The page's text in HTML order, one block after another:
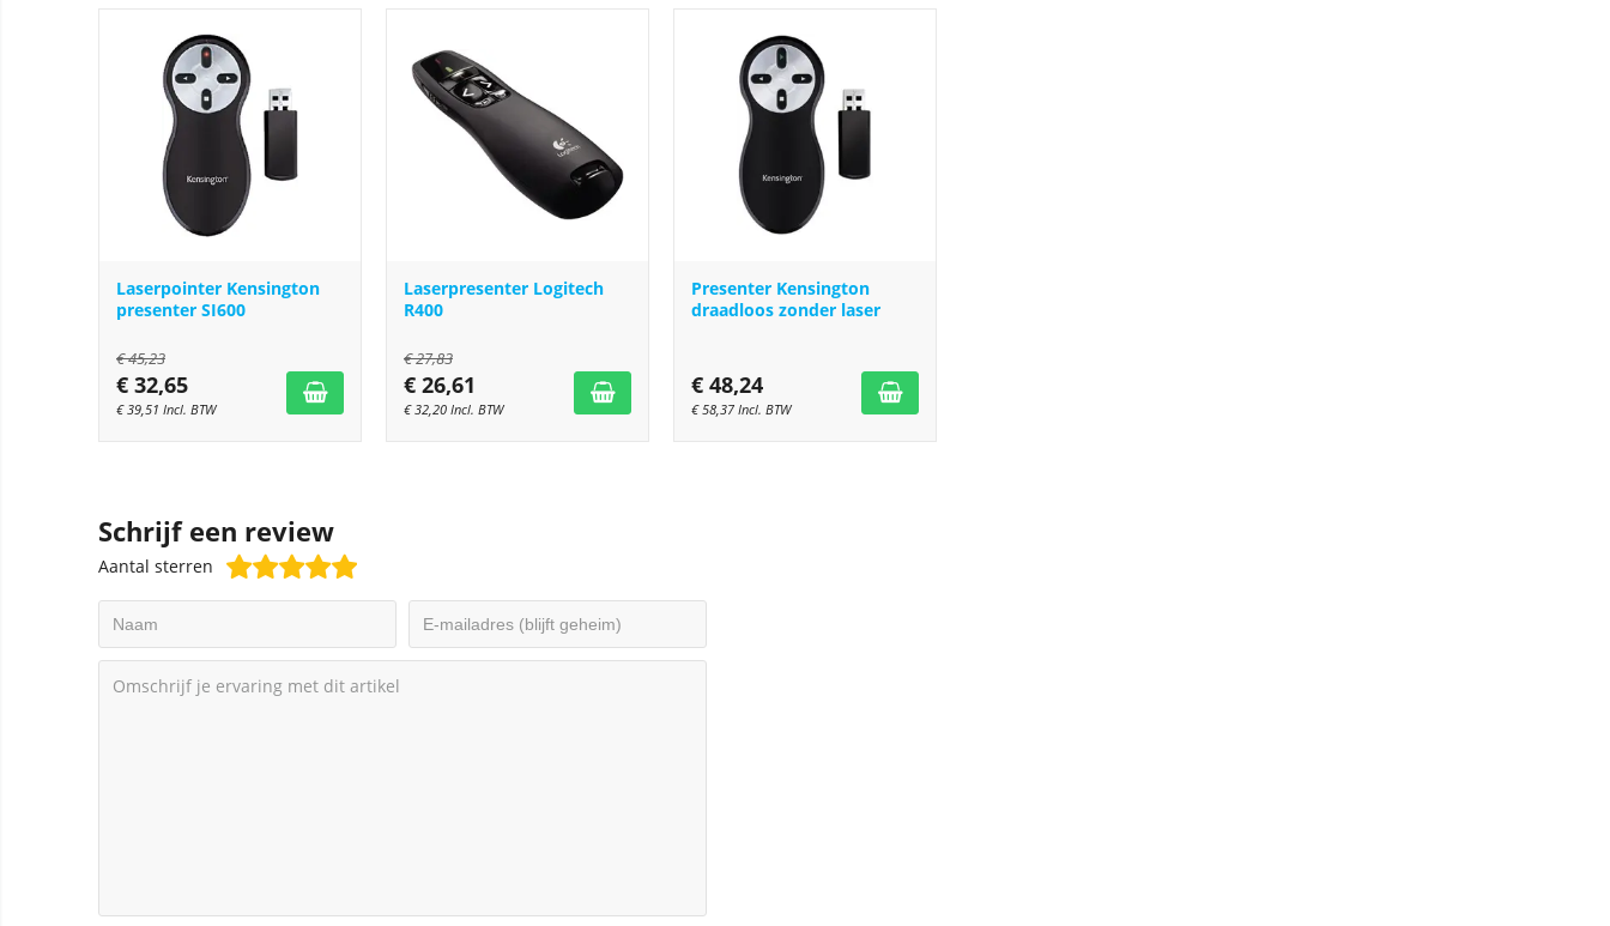
Laserpointer Kensington
presenter SI600
€45,23
€ 32,65
€39,51 Incl. BTW
Laserpresenter Logitech
R400
€27,83
€ 26,61
€32,20 Incl. BTW
Presenter Kensington
draadloos zonder laser
€ 48,24
€ 58,37 Incl. BTW
Schrijf een review
Aantal sterren